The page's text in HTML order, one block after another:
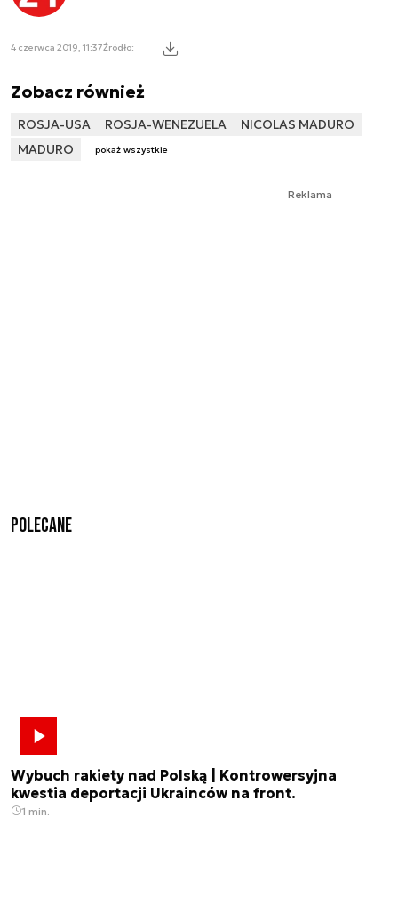
4 czerwca 2019, 11:37Źródło:
Zobacz również
ROSJA-USA ROSJA-WENEZUELA
NICOLAS MADURO
MADURO
pokaż wszystkie
Reklama
Polecane
Wybuch rakiety nad Polską | Kontrowersyjna
kwestia deportacji Ukrainców na front.
1 min.